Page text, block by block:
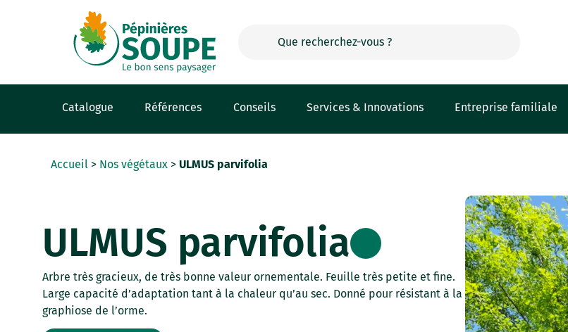
Catalogue Références Conseils Services & Innovations Entreprise familiale
Accueil > Nos végétaux >ULMUS parvifolia
ULMUS parvifolia
Arbre très gracieux, de très bonne valeur ornementale. Feuille très petite et fine.
Large capacité d’adaptation tant à la chaleur qu’au sec. Donné pour résistant à la
graphiose de l’orme.